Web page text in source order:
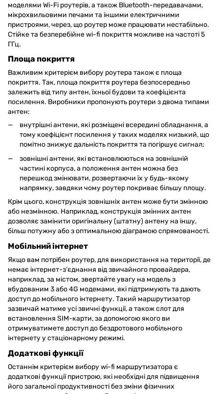
моделями Wi-Fi роутерів, а також Bluetooth-передавачами,
мікрохвильовими печами та іншими електричними
пристроями, через, що роутер може працювати нестабільно.
Стійке та безперебійне wi-fi покриття можливе на частоті 5
ГГц.
Площа покриття
Важливим критерієм вибору роутера також є площа
покриття. Так, площа покриття роутера безпосередньо
залежить від типу антен, їхньої будови та коефіцієнта
посилення. Виробники пропонують роутери з двома типами
антен:
внутрішні антени, які розміщені всередині обладнання, а
тому коефіцієнт посилення у таких моделях низький, що
помітно знижує дальність покриття та погіршує сигнал;
зовнішні антени, які встановлюються на зовнішній
частині корпуса, а положення антен можна без
перешкод змінювати, розвертаючи їх у будь-якому
напрямку, завдяки чому роутер покриває більшу площу.
Крім цього, конструкція зовнішніх антен може бути змінною
або незмінною. Наприклад, конструкція змінних антен
дозволяє замінити оригінальну (штатну) антену на іншу,
більш потужну або з оптимальною діаграмою спрямованості.
Мобільний інтернет
Якщо вам потрібен роутер, для використання на території, де
немає інтернет-з’єднання від звичайного провайдера,
наприклад, за містом, звертайте увагу на модель з
вбудованим 3 або 4G модемами, які підтримують та дають
доступ до мобільного інтернету. Такий маршрутизатор
зазвичай матиме усі звичні функції, а також слот для
встановлення SIM-карти, за допомогою якого ви
отримуватимете доступ до бездротового мобільного
інтернету у стаціонарному режимі.
Додаткові функції
Останнім критерієм вибору wi-fi маршрутизатора є
додаткові функції пристрою, які необхідні для підвищення
його загальної продуктивності без зміни фізичних